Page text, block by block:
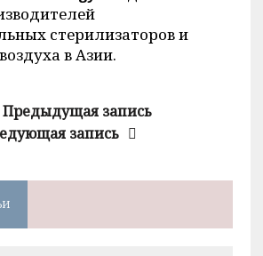
стерилизаторов и
в Азии.
Предыдущая запись
запись